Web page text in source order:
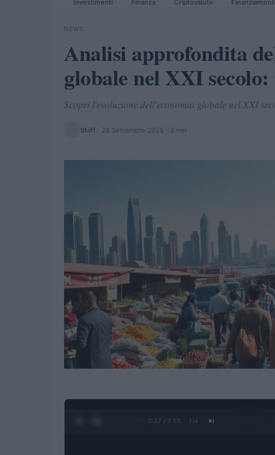
Investimenti Finanza Criptovalute Finanziamenti
NEWS
Analisi approfondita
globale nel XXI secolo:
Scopri l'evoluzione dell'economia globale nel XXI
Staff · 28 Settembre 2025 · 3 min
0:28 / 3:55 1 /4